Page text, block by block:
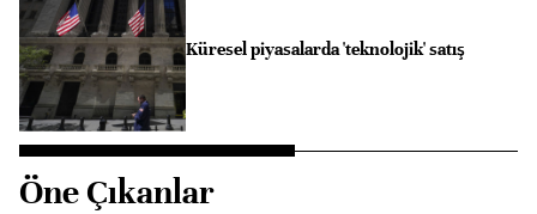
Küresel piyasalarda 'teknolojik' satış
Öne Çıkanlar